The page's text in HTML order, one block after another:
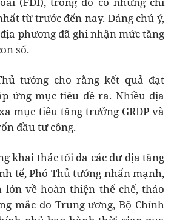
từ trước đến nay. Đáng chú ý,
phương đã ghi nhận mức tăng
số.
tướng cho rằng kết quả đạt
ứng mục tiêu đề ra. Nhiều địa
mục tiêu tăng trưởng GRDP và
đầu tư công.
khai thác tối đa các dư địa tăng
tế, Phó Thủ tướng nhấn mạnh,
lớn về hoàn thiện thể chế, tháo
mắc do Trung ương, Bộ Chính